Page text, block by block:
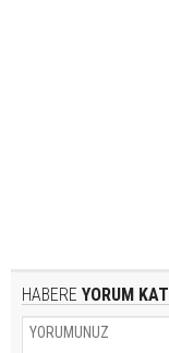
HABERE YORUM KAT